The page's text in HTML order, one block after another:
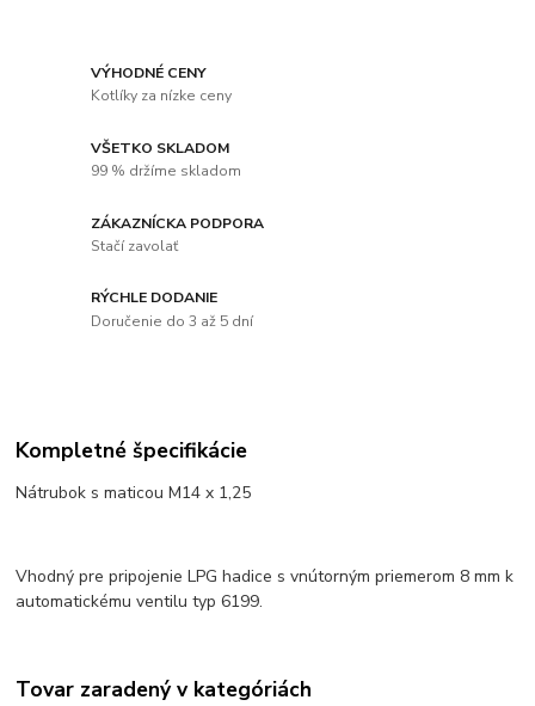
VÝHODNÉ CENY
Kotlíky za nízke ceny
VŠETKO SKLADOM
99 % držíme skladom
ZÁKAZNÍCKA PODPORA
Stačí zavolať
RÝCHLE DODANIE
Doručenie do 3 až 5 dní
Kompletné špecifikácie
Nátrubok s maticou M14 x 1,25
Vhodný pre pripojenie LPG hadice s vnútorným priemerom 8 mm k
automatickému ventilu typ 6199.
Tovar zaradený v kategóriách